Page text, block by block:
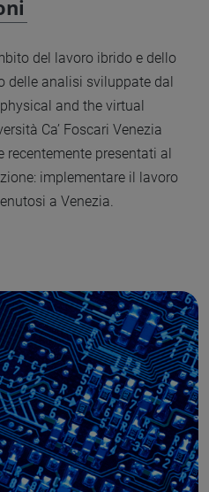
del lavoro ibrido e dello
delle analisi sviluppate dal
and the virtual
Ca’ Foscari Venezia
recentemente presentati al
implementare il lavoro
a Venezia.